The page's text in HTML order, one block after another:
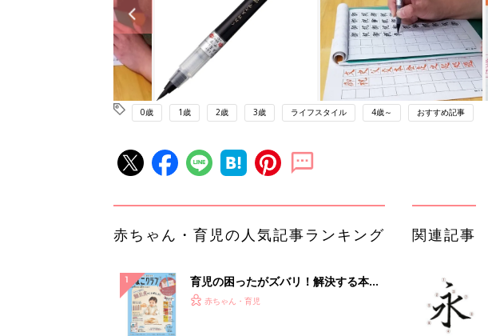
0歳 1歳 2歳 3歳 ライフスタイル 4歳～ おすすめ記事
赤ちゃん・育児の人気記事ランキング
育児の困ったがズバリ！解決する本
『ひよこクラブ 秋号』 4カ月～2才
赤ちゃん・育児
関連記事